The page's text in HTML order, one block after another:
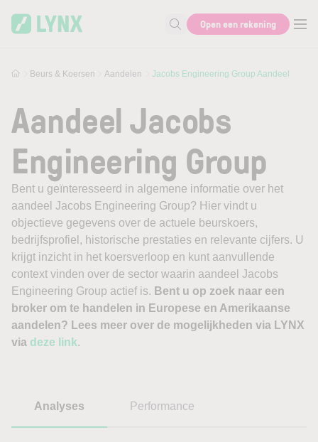
Zoek naar informatie
Open een rekening
Beurs & Koersen Aandelen Jacobs Engineering Group Aandeel
Aandeel Jacobs
Engineering Group
Bent u geïnteresseerd in algemene informatie over het
aandeel Jacobs Engineering Group? Hier vindt u
objectieve gegevens over de actuele beurskoers,
bedrijfsprofiel, historische prestaties en relevante cijfers. U
krijgt inzicht in het koersverloop en kunt aanvullende
context vinden over de sector waarin aandeel Jacobs
Engineering Group actief is. Bent u op zoek naar een
broker om te handelen in Europese en Amerikaanse
aandelen? Lees meer over de mogelijkheden via LYNX
via deze link.
Analyses Performance